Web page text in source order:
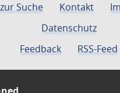
Suche Kontakt
Datenschutz
Feedback
RSS-Feed